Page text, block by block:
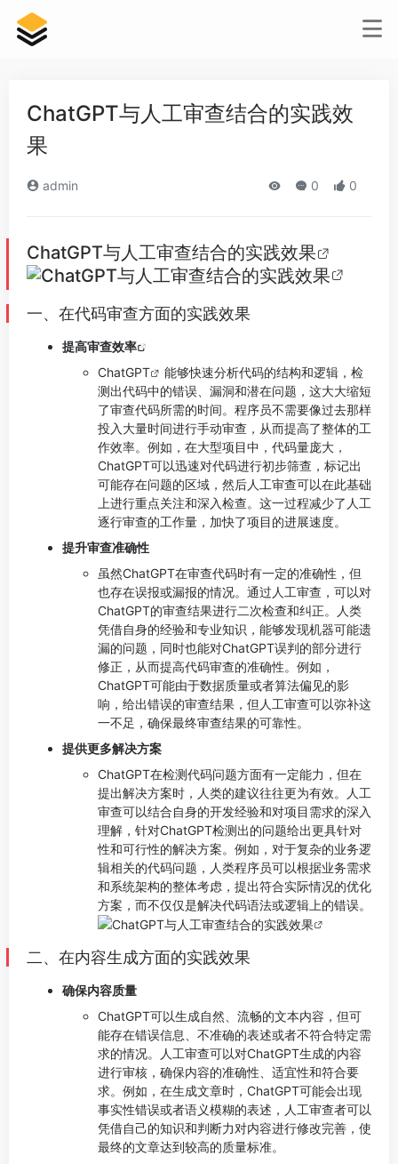
ChatGPT与人工审查结合的实践效
果
admin 0 0
ChatGPT与人工审查结合的实践效果
一、在代码审查方面的实践效果
提高审查效率
ChatGPT
能够快速分析代码的结构和逻辑，检
测出代码中的错误、漏洞和潜在问题，这大大缩短
了审查代码所需的时间。程序员不需要像过去那样
投入大量时间进行手动审查，从而提高了整体的工
作效率。例如，在大型项目中，代码量庞大，
ChatGPT可以迅速对代码进行初步筛查，标记出
可能存在问题的区域，然后人工审查可以在此基础
上进行重点关注和深入检查。这一过程减少了人工
逐行审查的工作量，加快了项目的进展速度。
提升审查准确性
虽然ChatGPT在审查代码时有一定的准确性，但
也存在误报或漏报的情况。通过人工审查，可以对
ChatGPT的审查结果进行二次检查和纠正。人类
凭借自身的经验和专业知识，能够发现机器可能遗
漏的问题，同时也能对ChatGPT误判的部分进行
修正，从而提高代码审查的准确性。例如，
ChatGPT可能由于数据质量或者算法偏见的影
响，给出错误的审查结果，但人工审查可以弥补这
一不足，确保最终审查结果的可靠性。
提供更多解决方案
ChatGPT在检测代码问题方面有一定能力，但在
提出解决方案时，人类的建议往往更为有效。人工
审查可以结合自身的开发经验和对项目需求的深入
理解，针对ChatGPT检测出的问题给出更具针对
性和可行性的解决方案。例如，对于复杂的业务逻
辑相关的代码问题，人类程序员可以根据业务需求
和系统架构的整体考虑，提出符合实际情况的优化
方案，而不仅仅是解决代码语法或逻辑上的错误。
二、在内容生成方面的实践效果
确保内容质量
ChatGPT可以生成自然、流畅的文本内容，但可
能存在错误信息、不准确的表述或者不符合特定需
求的情况。人工审查可以对ChatGPT生成的内容
进行审核，确保内容的准确性、适宜性和符合要
求。例如，在生成文章时，ChatGPT可能会出现
事实性错误或者语义模糊的表述，人工审查者可以
凭借自己的知识和判断力对内容进行修改完善，使
最终的文章达到较高的质量标准。